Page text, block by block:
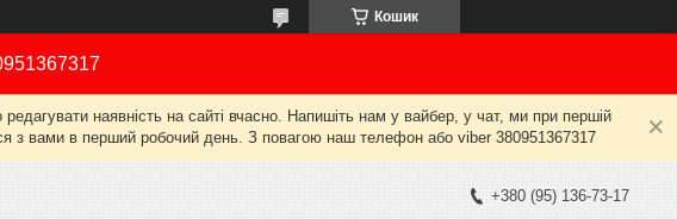
Кошик
наявність на сайті вчасно. Напишіть нам у вайбер, у чат, ми при першій
з вами в перший робочий день. З повагою наш телефон або viber 380951367317
+380 (95) 136-73-17